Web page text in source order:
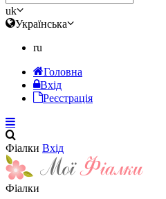
uk
Українська
ru
Головна
Вхід
Реєстрація
Фіалки Вхід
Фіалки